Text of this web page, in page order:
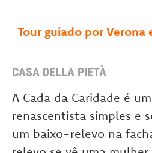
Tour guiado por Verona
CASA DELLA PIETÀ
A Cada da Caridade é
renascentista simples e
um baixo-relevo na